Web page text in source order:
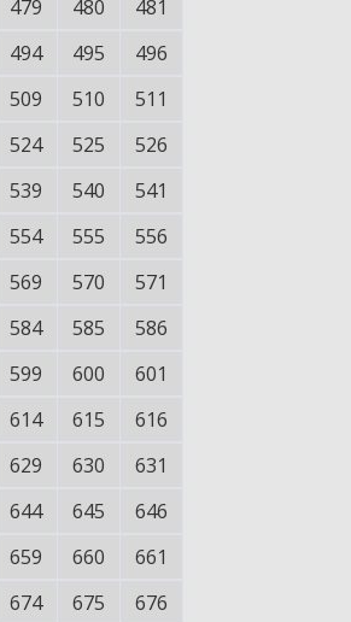
479 480
481
494 495
496
509 510
511
524 525
526
539 540
541
554 555
556
569 570
571
584 585
586
599 600
601
614 615
616
629 630
631
644 645
646
659 660
661
674 675
676